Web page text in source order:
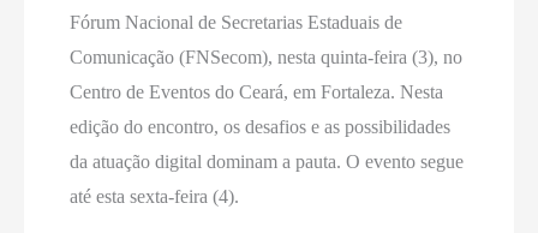
Fórum Nacional de Secretarias Estaduais de
Comunicação (FNSecom), nesta quinta-feira (3), no
Centro de Eventos do Ceará, em Fortaleza. Nesta
edição do encontro, os desafios e as possibilidades
da atuação digital dominam a pauta. O evento segue
até esta sexta-feira (4).